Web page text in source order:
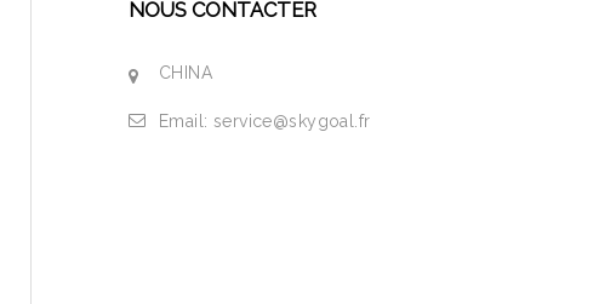
NOUS CONTACTER
CHINA
Email: service@skygoal.fr